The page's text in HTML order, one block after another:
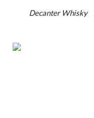
Decanter Whisky